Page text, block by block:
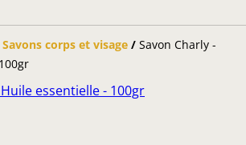
Savons corps et visage / Savon Charly -